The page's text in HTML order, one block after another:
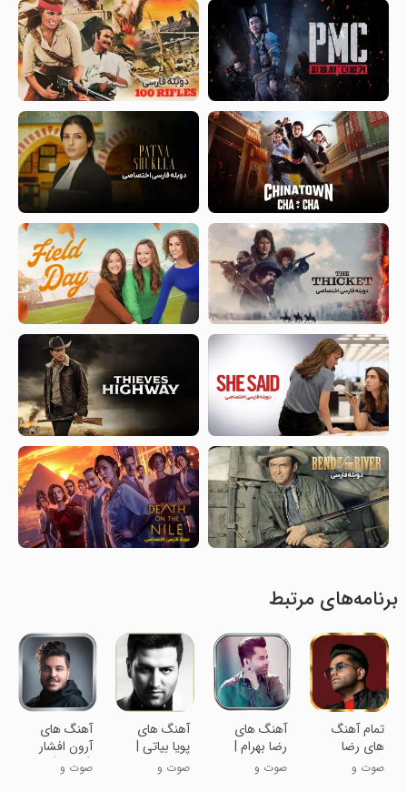
برنامه‌های مرتبط
تمام آهنگ
های رضا
بهرام غیر
رسمی
صوت و
آهنگ های
رضا بهرام |
غیر رسمی
صوت و
آهنگ های
پویا بیاتی |
بدون اینترنت
صوت و
آهنگ های
آرون افشار
(آفلاین)
صوت و